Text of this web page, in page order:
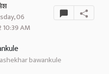
06
AM
bawankule